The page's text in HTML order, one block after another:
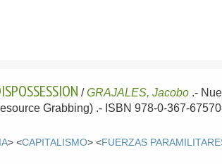
/GRAJALES, Jacobo .-
Grabbing) .- ISBN 978-0-367-
> <CAPITALISMO> <FUERZAS